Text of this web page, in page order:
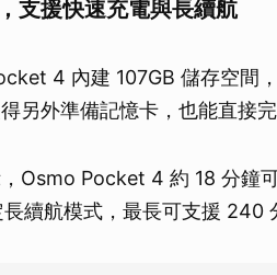
支援快速充電與長續航
4 內建 107GB 儲存空間
另外準備記憶卡，也能直接完
Osmo Pocket 4 約 18 分鐘
續航模式，最長可支援 240